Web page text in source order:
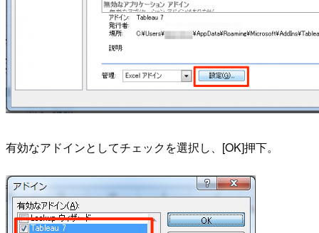
有効なアドインとしてチェックを選択し、[OK]押下。